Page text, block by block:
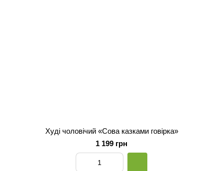
Худі чоловічий «Сова казками говірка»
1 199 грн